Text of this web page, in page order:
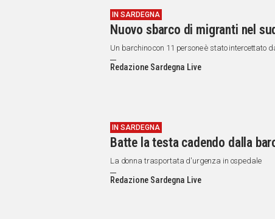
IN SARDEGNA
Nuovo sbarco di migranti nel
Un barchino con 11 persone è stato intercettato
Redazione Sardegna Live
IN SARDEGNA
Batte la testa cadendo dalla
La donna trasportata d'urgenza in ospedale
Redazione Sardegna Live